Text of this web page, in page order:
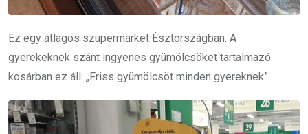
Ez egy átlagos szupermarket Észtországban. A
gyerekeknek szánt ingyenes gyümölcsöket tartalmazó
kosárban ez áll: „Friss gyümölcsöt minden gyereknek”.